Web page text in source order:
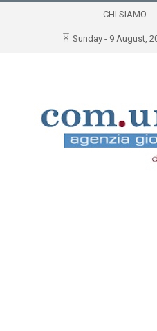
CHI SIAMO
Sunday - 9 August,